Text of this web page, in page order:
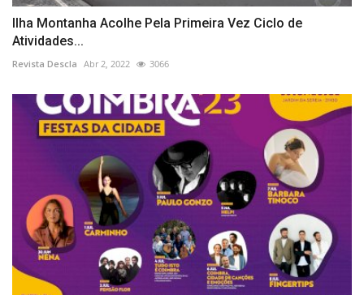
Ilha Montanha Acolhe Pela Primeira Vez Ciclo de
Atividades...
Revista Descla Abr 2, 2022 3066